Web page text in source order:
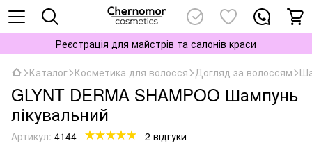
Реєстрація для майстрів та салонів краси
Каталог Косметика для волосся Догляд за волоссям
GLYNT DERMA SHAMPOO Шампунь
лікувальний
Артикул: 4144 2 відгуки